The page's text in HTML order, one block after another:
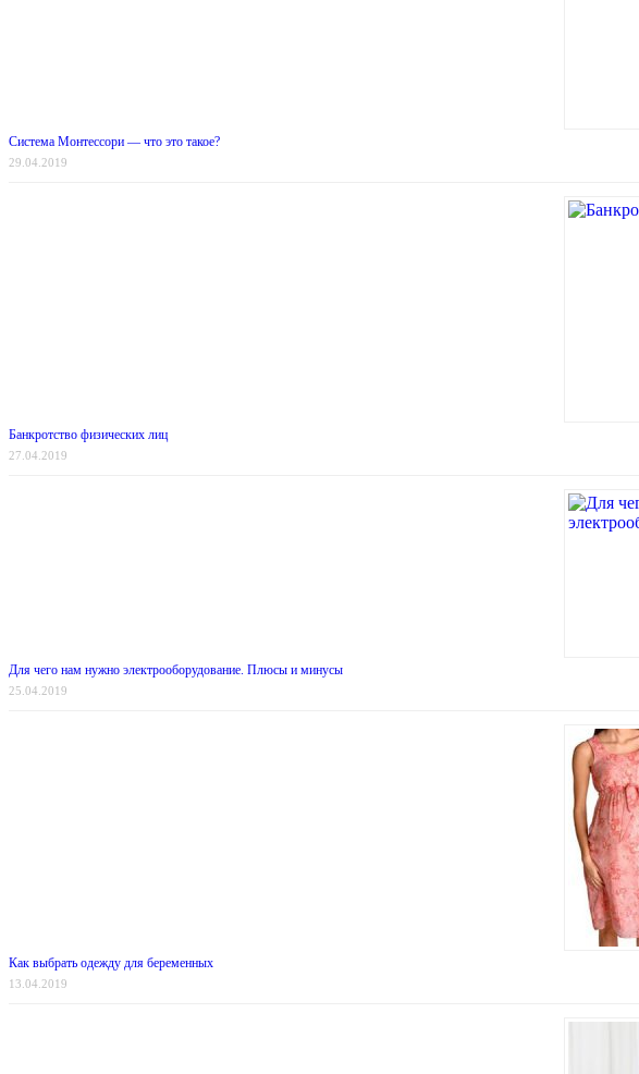
Система Монтессори — что это такое?
29.04.2019
Банкротство физических лиц
27.04.2019
Для чего нам нужно электрооборудование. Плюсы и минусы
25.04.2019
Как выбрать одежду для беременных
13.04.2019